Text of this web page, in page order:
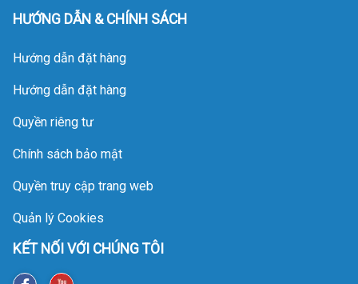
HƯỚNG DẪN & CHÍNH SÁCH
Hướng dẫn đặt hàng
Hướng dẫn đặt hàng
Quyền riêng tư
Chính sách bảo mật
Quyền truy cập trang web
Quản lý Cookies
KẾT NỐI VỚI CHÚNG TÔI